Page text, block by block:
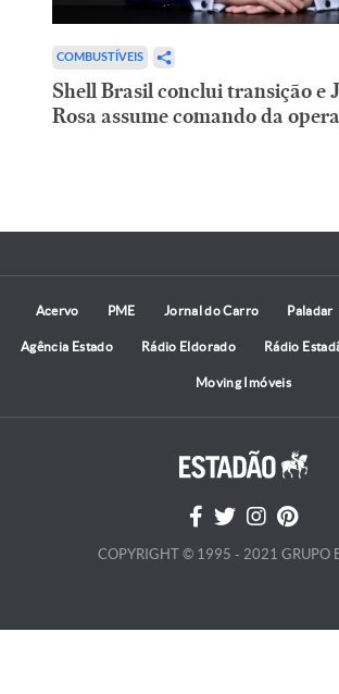
COMBUSTÍVEIS
Shell Brasil conclui transição e
Rosa assume comando da
Acervo PME Jornal do Carro Paladar
Agência Estado Rádio Eldorado Rádio
Moving Imóveis
COPYRIGHT © 1995 - 2021 GRUPO